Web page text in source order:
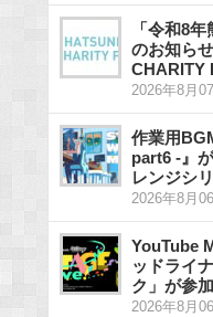
「令和8
のお知ら
CHARITY
2026年8月
作業用
part6 -』
レンジシ
2026年8月
YouTube
ッドライ
ク」が参
2026年8月